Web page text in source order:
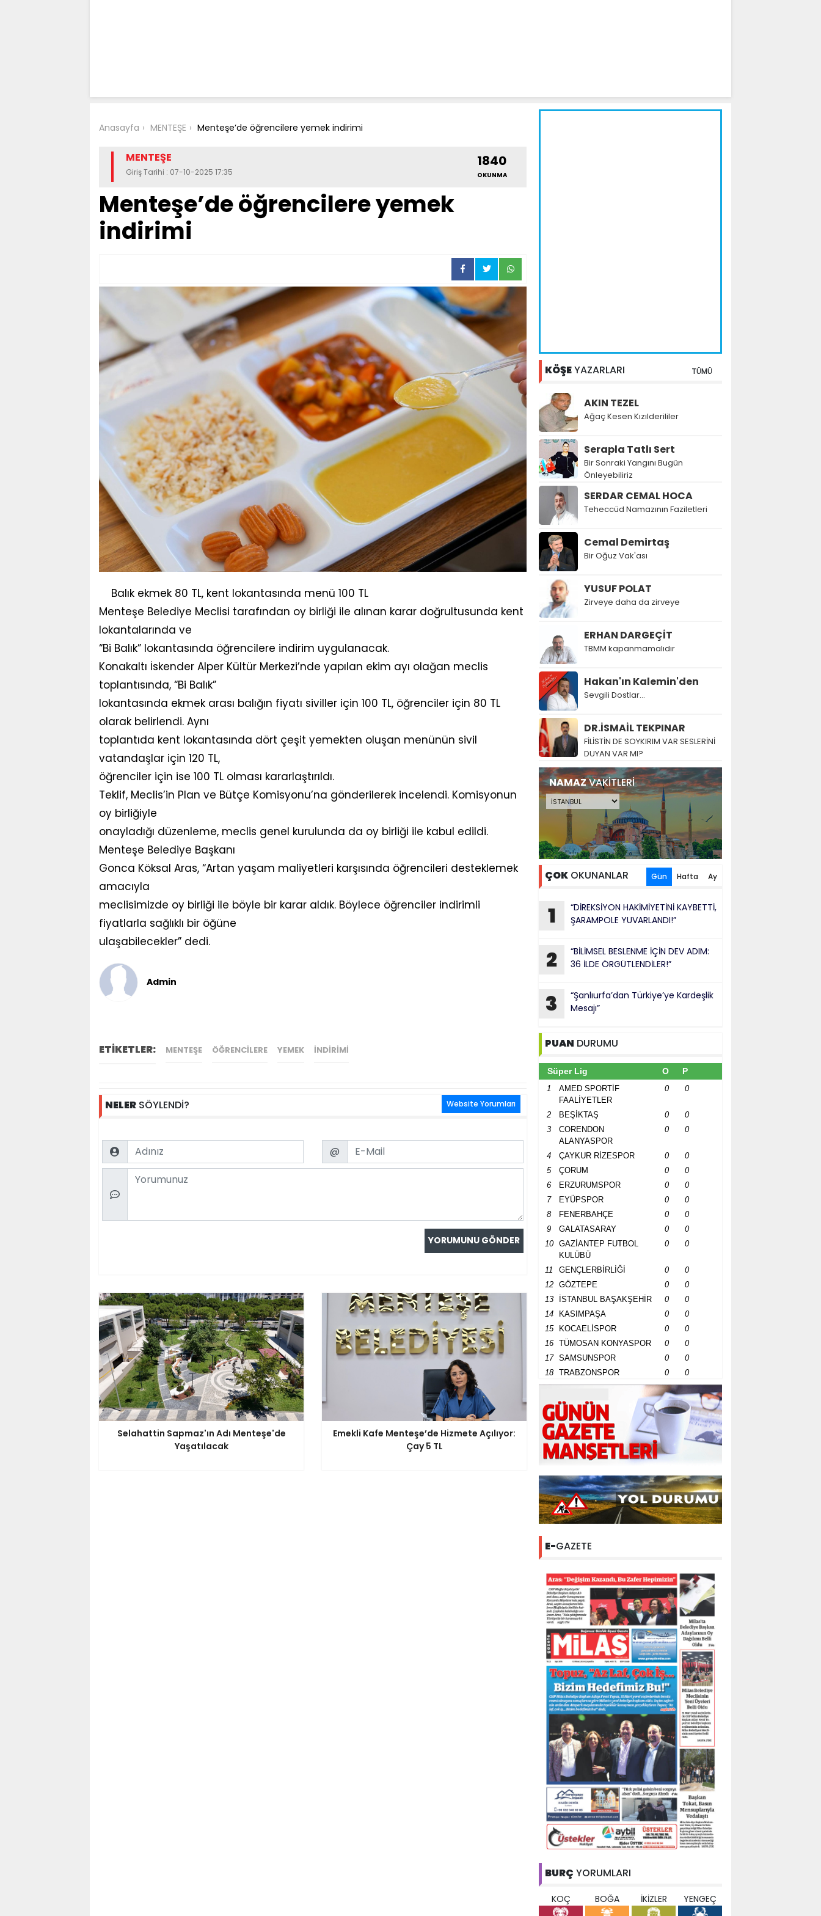
Anasayfa MENTEŞE Menteşe’de öğrencilere yemek indirimi
MENTEŞE
Giriş Tarihi : 07-10-2025 17:35
1840
OKUNMA
Menteşe’de öğrencilere yemek
indirimi
Balık ekmek 80 TL, kent lokantasında menü 100 TL
Menteşe Belediye Meclisi tarafından oy birliği ile alınan karar doğrultusunda kent
lokantalarında ve
“Bi Balık” lokantasında öğrencilere indirim uygulanacak.
Konakaltı İskender Alper Kültür Merkezi’nde yapılan ekim ayı olağan meclis
toplantısında, “Bi Balık”
lokantasında ekmek arası balığın fiyatı siviller için 100 TL, öğrenciler için 80 TL
olarak belirlendi. Aynı
toplantıda kent lokantasında dört çeşit yemekten oluşan menünün sivil
vatandaşlar için 120 TL,
öğrenciler için ise 100 TL olması kararlaştırıldı.
Teklif, Meclis’in Plan ve Bütçe Komisyonu’na gönderilerek incelendi. Komisyonun
oy birliğiyle
onayladığı düzenleme, meclis genel kurulunda da oy birliği ile kabul edildi.
Menteşe Belediye Başkanı
Gonca Köksal Aras, “Artan yaşam maliyetleri karşısında öğrencileri desteklemek
amacıyla
meclisimizde oy birliği ile böyle bir karar aldık. Böylece öğrenciler indirimli
fiyatlarla sağlıklı bir öğüne
ulaşabilecekler” dedi.
Admin
ETİKETLER: MENTEŞE ÖĞRENCILERE YEMEK INDIRIMI
NELER SÖYLENDİ? Website Yorumları
Name Email
@
Comment
Selahattin Sapmaz'ın Adı Menteşe'de
Yaşatılacak
Emekli Kafe Menteşe’de Hizmete Açılıyor:
Çay 5 TL
KÖŞEYAZARLARI TÜMÜ
AKIN TEZEL
Ağaç Kesen Kızılderililer
Serapla Tatlı Sert
Bir Sonraki Yangını Bugün
Önleyebiliriz
SERDAR CEMAL HOCA
Teheccüd Namazının Faziletleri
Cemal Demirtaş
Bir Oğuz Vak'ası
YUSUF POLAT
Zirveye daha da zirveye
ERHAN DARGEÇİT
TBMM kapanmamalıdır
Hakan'ın Kalemin'den
Sevgili Dostlar...
DR.İSMAİL TEKPINAR
FİLİSTİN DE SOYKIRIM VAR SESLERİNİ
DUYAN VAR MI?
NAMAZVAKİTLERİ
ÇOK OKUNANLAR Gün Hafta Ay
1
“DİREKSİYON HAKİMİYETİNİ KAYBETTİ,
ŞARAMPOLE YUVARLANDI!”
2
“BİLİMSEL BESLENME İÇİN DEV ADIM:
36 İLDE ÖRGÜTLENDİLER!”
3
“Şanlıurfa’dan Türkiye’ye Kardeşlik
Mesajı”
PUAN DURUMU
Süper Lig O P
1
AMED SPORTİF
FAALİYETLER
0 0
2 BEŞİKTAŞ 0
0
3
CORENDON
ALANYASPOR
0 0
4 ÇAYKUR RİZESPOR 0
0
5
ÇORUM 0
0
6
ERZURUMSPOR 0
0
7
EYÜPSPOR 0
0
8
FENERBAHÇE 0
0
9
GALATASARAY 0
0
10
GAZİANTEP FUTBOL
KULÜBÜ
0 0
11 GENÇLERBİRLİĞİ 0
0
12
GÖZTEPE 0
0
13
İSTANBUL BAŞAKŞEHİR 0
0
14
KASIMPAŞA 0
0
15
KOCAELİSPOR 0
0
16
TÜMOSAN KONYASPOR 0
0
17
SAMSUNSPOR 0
0
18
TRABZONSPOR 0 0
E-GAZETE
BURÇ YORUMLARI
KOÇ BOĞA İKİZLER YENGEÇ